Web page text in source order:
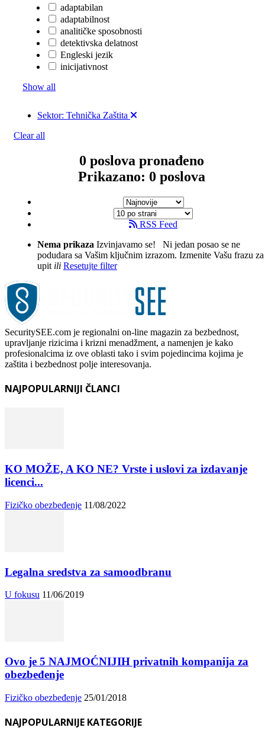
adaptabilan
adaptabilnost
analitičke sposobnosti
detektivska delatnost
Engleski jezik
inicijativnost
Show all
Sektor: Tehnička Zaštita
Clear all
0 poslova pronađeno
Prikazano: 0 poslova
RSS Feed
Nema prikaza Izvinjavamo se! Ni jedan posao se ne
podudara sa Vašim ključnim izrazom. Izmenite Vašu frazu za
upit ili Resetujte filter
SecuritySEE.com je regionalni on-line magazin za bezbednost,
upravljanje rizicima i krizni menadžment, a namenjen je kako
profesionalcima iz ove oblasti tako i svim pojedincima kojima je
zaštita i bezbednost polje interesovanja.
NAJPOPULARNIJI ČLANCI
KO MOŽE, A KO NE? Vrste i uslovi za izdavanje
licenci...
Fizičko obezbeđenje 11/08/2022
Legalna sredstva za samoodbranu
U fokusu 11/06/2019
Ovo je 5 NAJMOĆNIJIH privatnih kompanija za
obezbeđenje
Fizičko obezbeđenje 25/01/2018
NAJPOPULARNIJE KATEGORIJE